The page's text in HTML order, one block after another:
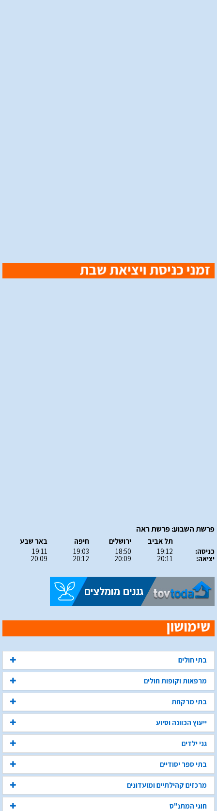
פרשת השבוע: פרשת ראה
כניסה:
יציאה:
תל אביב
19:12
20:11
ירושלים
18:50
20:09
חיפה
19:03
20:12
באר שבע
19:11
20:09
בתי חולים
מרפאות וקופות חולים
בתי מרקחת
ייעוץ הכוונה וסיוע
גני ילדים
בתי ספר יסודיים
מרכזים קהילתיים ומועדונים
חוגי המתנ"ס